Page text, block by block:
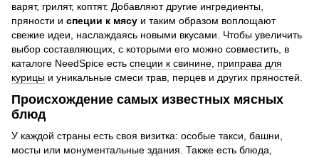
варят, грилят, коптят. Добавляют другие ингредиенты,
пряности и специи к мясу и таким образом воплощают
свежие идеи, наслаждаясь новыми вкусами. Чтобы увеличить
выбор составляющих, с которыми его можно совместить, в
каталоге NeedSpice есть специи к свинине приправа для
курицы и уникальные смеси трав, перцев и других пряностей.
Происхождение самых известных мясных
блюд
У каждой страны есть своя визитка: особые такси, башни,
мосты или монументальные здания. Также есть блюда,